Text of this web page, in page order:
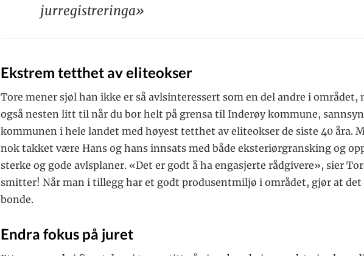
jurregistreringa»
Ekstrem tetthet av eliteokser
Tore mener sjøl han ikke er så avlsinteressert som en del andre i området,
også nesten litt til når du bor helt på grensa til Inderøy kommune,
kommunen i hele landet med høyest tetthet av eliteokser de siste 40 åra.
nok takket være Hans og hans innsats med både eksteriørgransking og
sterke og gode avlsplaner. «Det er godt å ha engasjerte rådgivere», sier
smitter! Når man i tillegg har et godt produsentmiljø i området, gjør at det
bonde.
Endra fokus på juret